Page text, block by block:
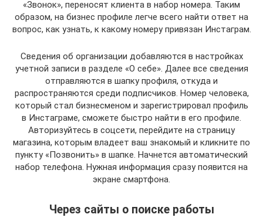
«Звонок», переносят клиента в набор номера. Таким
образом, на бизнес профиле легче всего найти ответ на
вопрос, как узнать, к какому номеру привязан Инстаграм.
Сведения об организации добавляются в настройках
учетной записи в разделе «О себе». Далее все сведения
отправляются в шапку профиля, откуда и
распространяются среди подписчиков. Номер человека,
который стал бизнесменом и зарегистрировал профиль
в Инстаграме, сможете быстро найти в его профиле.
Авторизуйтесь в соцсети, перейдите на страницу
магазина, которым владеет ваш знакомый и кликните по
пункту «Позвонить» в шапке. Начнется автоматический
набор телефона. Нужная информация сразу появится на
экране смартфона.
Через сайты о поиске работы